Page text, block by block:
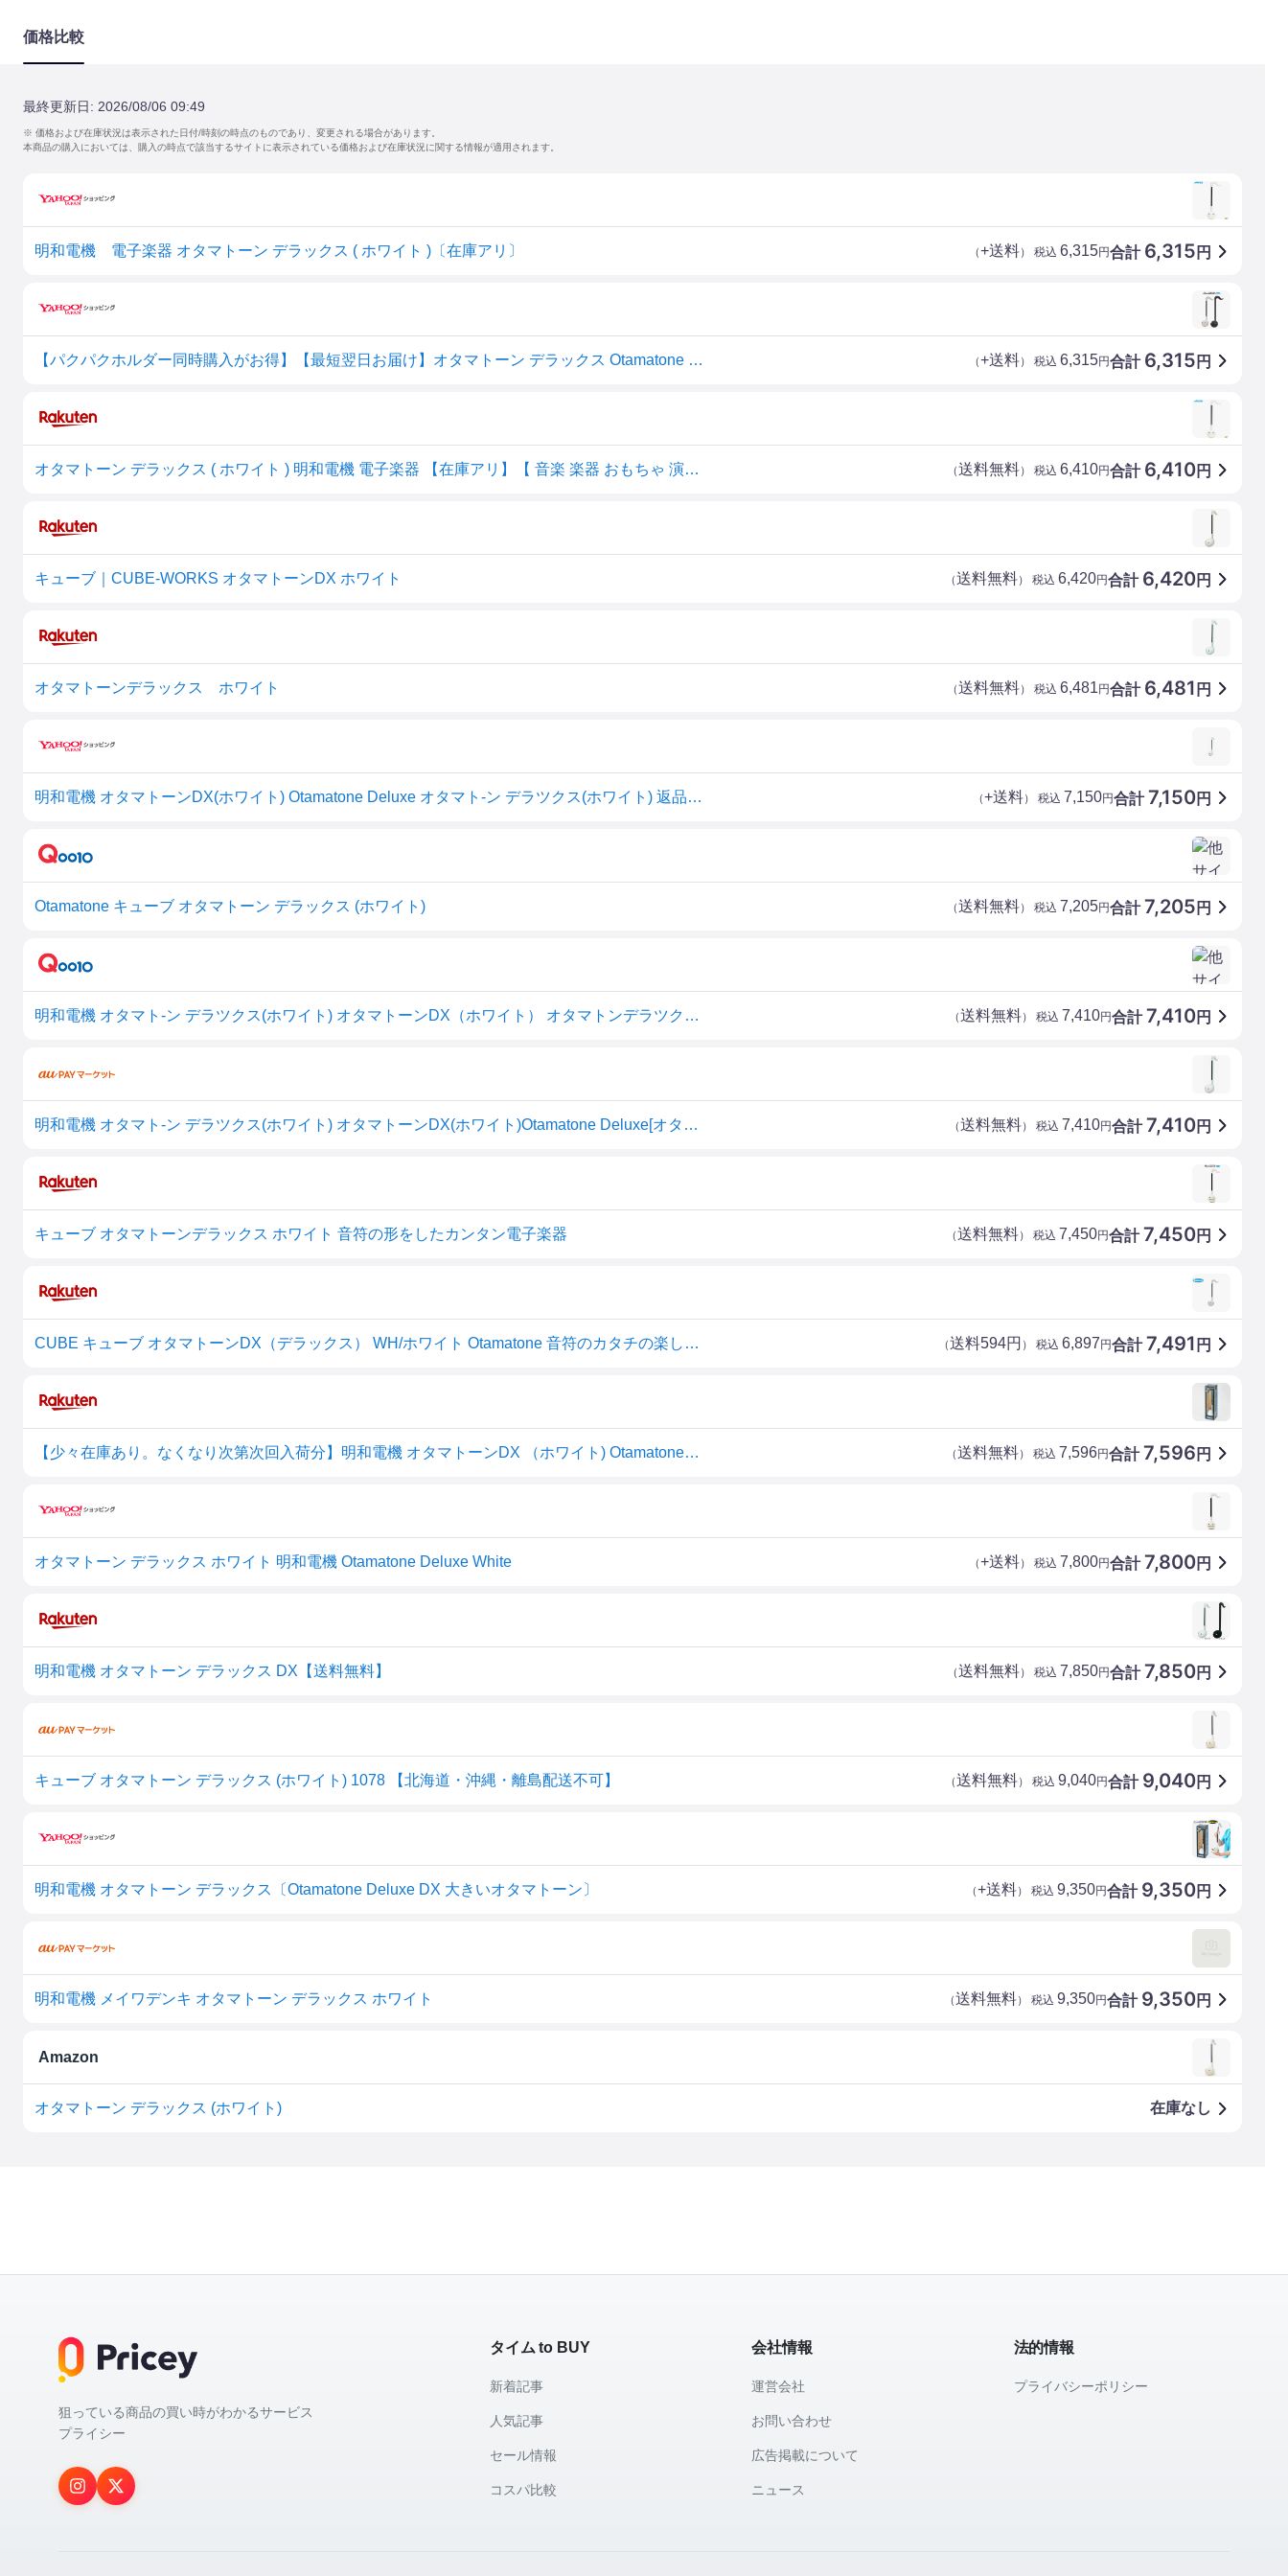
価格比較
最終更新日: 2026/08/06 09:49
※ 価格および在庫状況は表示された日付/時刻の時点のものであり、変更される場合があります。
本商品の購入においては、購入の時点で該当するサイトに表示されている価格および在庫状況に関する情報が適用されます。
明和電機 電子楽器 オタマトーン デラックス ( ホワイト )〔在庫アリ〕 合計 6,315 円
（+送料） 税込 6,315円
【パクパクホルダー同時購入がお得】【最短翌日お届け】オタマトーン デラックス Otamatone DX 明和電機 合計 6,315 円
（+送料） 税込 6,315円
オタマトーン デラックス ( ホワイト ) 明和電機 電子楽器 【在庫アリ】【 音楽 楽器 おもちゃ 演奏 ユニーク プレゼント 誕生日 クリスマス ギフト 大人 子供 面白 コレクション 】 合計 6,410円
（送料無料） 税込 6,410円
キューブ｜CUBE-WORKS オタマトーンDX ホワイト 合計 6,420円
（送料無料） 税込 6,420円
オタマトーンデラックス ホワイト 合計 6,481 円
（送料無料） 税込 6,481円
明和電機 オタマトーンDX(ホワイト) Otamatone Deluxe オタマト-ン デラツクス(ホワイト) 返品種別A 合計7,150円
（+送料） 税込 7,150円
Otamatone キューブ オタマトーン デラックス (ホワイト) 合計7,205 円
（送料無料） 税込 7,205円
明和電機 オタマト-ン デラツクス(ホワイト) オタマトーンDX（ホワイト） オタマトンデラツクスホワイト 合計7,410円
（送料無料） 税込 7,410円
明和電機 オタマト-ン デラツクス(ホワイト) オタマトーンDX(ホワイト)Otamatone Deluxe[オタマトンデラツク 合計7,410円
（送料無料） 税込 7,410円
キューブ オタマトーンデラックス ホワイト 音符の形をしたカンタン電子楽器 合計7,450円
（送料無料） 税込 7,450円
CUBE キューブ オタマトーンDX（デラックス） WH/ホワイト Otamatone 音符のカタチの楽しい電子楽器！ 【MWDK】【OTMT】【OTDX】 合計7,491 円
（送料594円 ） 税込 6,897円
【少々在庫あり。なくなり次第次回入荷分】明和電機 オタマトーンDX （ホワイト) OtamatoneDX オタマトーンデラックス【G-CLUB渋谷】 合計7,596 円
（送料無料） 税込 7,596円
オタマトーン デラックス ホワイト 明和電機 Otamatone Deluxe White 合計7,800円
（+送料） 税込 7,800円
明和電機 オタマトーン デラックス DX【送料無料】 合計7,850円
（送料無料） 税込 7,850円
キューブ オタマトーン デラックス (ホワイト) 1078 【北海道・沖縄・離島配送不可】 合計 9,040円
（送料無料） 税込 9,040円
明和電機 オタマトーン デラックス〔Otamatone Deluxe DX 大きいオタマトーン〕 合計 9,350円
（+送料） 税込 9,350円
明和電機 メイワデンキ オタマトーン デラックス ホワイト 合計 9,350円
（送料無料） 税込 9,350円
Amazon
オタマトーン デラックス (ホワイト) 在庫なし
狙っている商品の買い時がわかるサービス
プライシー
タイム to BUY
新着記事
人気記事
セール情報
コスパ比較
会社情報
運営会社
お問い合わせ
広告掲載について
ニュース
法的情報
プライバシーポリシー